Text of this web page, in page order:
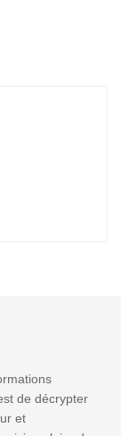
de décrypter
et